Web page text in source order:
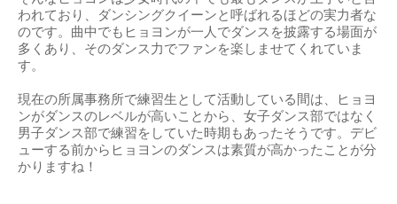
われており、ダンシングクイーンと呼ばれるほどの実力者な
のです。曲中でもヒョヨンが一人でダンスを披露する場面が
多くあり、そのダンス力でファンを楽しませてくれていま
す。
現在の所属事務所で練習生として活動している間は、ヒョヨ
ンがダンスのレベルが高いことから、女子ダンス部ではなく
男子ダンス部で練習をしていた時期もあったそうです。デビ
ューする前からヒョヨンのダンスは素質が高かったことが分
かりますね！